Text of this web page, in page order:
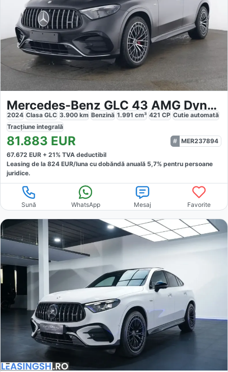
Mercedes-Benz GLC 43 AMG Dynamic
2024 Clasa GLC 3.900 km Benzină 1.991 cm³ 421 CP Cutie automată
Tracțiune integrală
81.883 EUR
MER237894
67.672 EUR + 21% TVA deductibil
Leasing de la 824 EUR/luna cu dobăndă anuală 5,7% pentru persoane
juridice.
Sună WhatsApp Mesaj Favorite